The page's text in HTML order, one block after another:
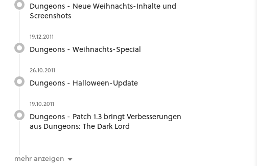
Dungeons - Neue Weihnachts-Inhalte und
Screenshots
19.12.2011
Dungeons - Weihnachts-Special
26.10.2011
Dungeons - Halloween-Update
19.10.2011
Dungeons - Patch 1.3 bringt Verbesserungen
aus Dungeons: The Dark Lord
mehr anzeigen